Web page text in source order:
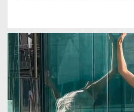
consejos-para-tener-una-